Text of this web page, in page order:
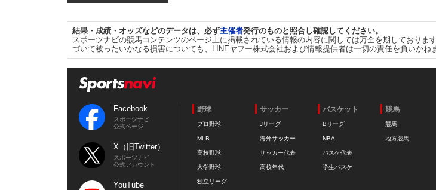
結果・成績・オッズなどのデータは、必ず主催者発行のものと照合し確認してください。
スポーツナビの競馬コンテンツのページ上に掲載されている情報の内容に関しては万全を期しており
づいて被ったいかなる損害についても、LINEヤフー株式会社および情報提供者は一切の責任を負いかね
Facebook
スポーツナビ
公式ページ
X（旧Twitter）
スポーツナビ
公式アカウント
YouTube
野球
プロ野球
MLB
高校野球
大学野球
独立リーグ
サッカー
Jリーグ
海外サッカー
サッカー代表
高校年代
バスケット
Bリーグ
NBA
バスケ代表
学生バスケ
競馬
競馬
地方競馬